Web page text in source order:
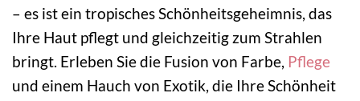
– es ist ein tropisches Schönheitsgeheimnis, das
Ihre Haut pflegt und gleichzeitig zum Strahlen
bringt. Erleben Sie die Fusion von Farbe, Pflege
und einem Hauch von Exotik, die Ihre Schönheit